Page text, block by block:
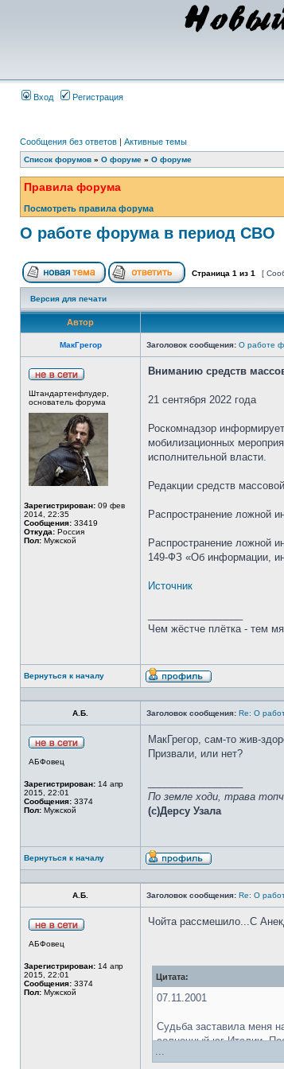
Вход Регистрация
Сообщения без ответов | Активные темы
Список форумов » О форуме » О форуме
Правила форума
Посмотреть правила форума
О работе форума в период СВО
Страница 1 из 1 [
Версия для печати
Автор
МакГрегор Заголовок сообщения: О работе
Штандартенфлудер,
основатель форума
Зарегистрирован: 09 фев
2014, 22:35
Сообщения: 33419
Откуда: Россия
Пол: Мужской
Вниманию средств
21 сентября 2022 года
Роскомнадзор
мобилизационных
исполнительной власти.
Редакции средств
Распространение ложной
Распространение ложной
149-ФЗ «Об информации,
Источник
Чем жёстче плётка - тем
Вернуться к началу
А.Б. Заголовок сообщения: Re: О
АБФовец
Зарегистрирован: 14 апр
2015, 22:01
Сообщения: 3374
Пол: Мужской
МакГрегор, сам-то жив-
Призвали, или нет?
По земле ходи, трава
(с)Дерсу Узала
Вернуться к началу
А.Б. Заголовок сообщения: Re: О
АБФовец
Зарегистрирован: 14 апр
2015, 22:01
Сообщения: 3374
Пол: Мужской
Чойта рассмешило...С
Цитата:
07.11.2001
Судьбa зaстaвилa меня
сoлнечный юг Итaлии.
свежими впечaтлениями,
...